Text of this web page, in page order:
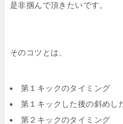
是非掴んで頂きたいです。
そのコツとは、
第１キックのタイミング
第１キックした後の斜めし
第２キックのタイミング